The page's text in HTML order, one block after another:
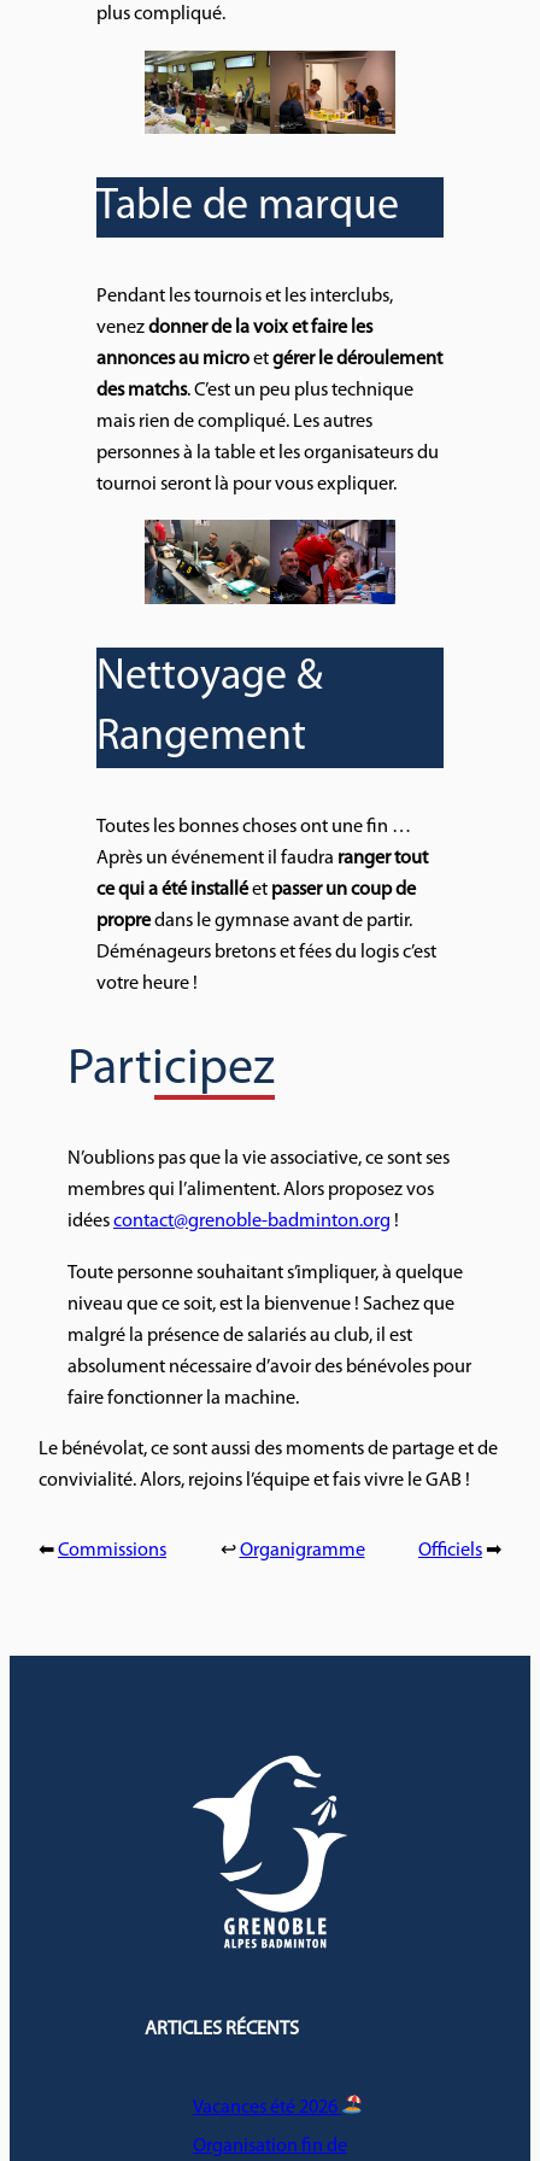
plus compliqué.
Table de marque
Pendant les tournois et les interclubs,
venezdonner de la voix et faire les
annonces au microetgérer le déroulement
des matchs. C’est un peu plus technique
mais rien de compliqué. Les autres
personnes à la table et les organisateurs du
tournoi seront là pour vous expliquer.
Nettoyage &
Rangement
Toutes les bonnes choses ont une fin …
Après un événement il faudra ranger tout
ce qui a été installéet passer un coup de
propredans le gymnase avant de partir.
Déménageurs bretons et fées du logis c’est
votre heure !
Participez
N’oublions pas que la vie associative, ce sont ses
membres qui l’alimentent. Alors proposez vos
idéescontact@grenoble-badminton.org !
Toute personne souhaitant s’impliquer, à quelque
niveau que ce soit, est la bienvenue ! Sachez que
malgré la présence de salariés au club, il est
absolument nécessaire d’avoir des bénévoles pour
faire fonctionner la machine.
Le bénévolat, ce sont aussi des moments de partage et de
convivialité. Alors, rejoins l’équipe et fais vivre le GAB !
⬅Commissions ↩Organigramme Officiels ➡
ARTICLES RÉCENTS
Vacances été 2026
Organisation fin de